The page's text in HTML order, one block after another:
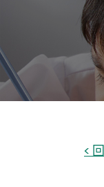
<